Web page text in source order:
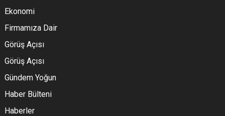
Ekonomi
Firmamıza Dair
Görüş Açısı
Görüş Açısı
Gündem Yoğun
Haber Bülteni
Haberler